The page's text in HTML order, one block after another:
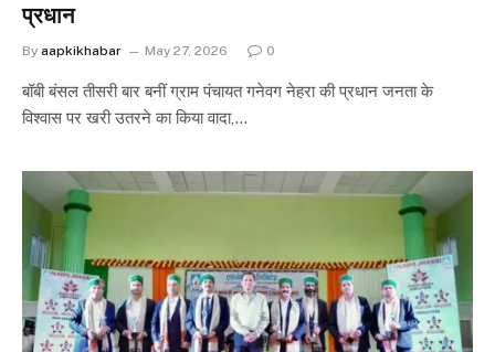
प्रधान
By aapkikhabar May 27, 2026 0
बॉबी बंसल तीसरी बार बनीं ग्राम पंचायत गनेवग नेहरा की प्रधान जनता के
विश्वास पर खरी उतरने का किया वादा,…